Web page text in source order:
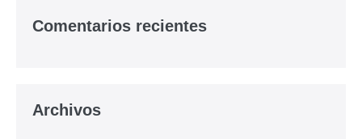
Comentarios recientes
Archivos